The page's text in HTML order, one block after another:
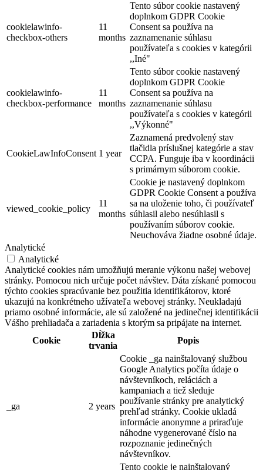
Hotel Legend
Hotel
cookielawinfo-
checkbox-others
11
months
Tento súbor cookie nastavený
doplnkom GDPR Cookie
Consent sa používa na
zaznamenanie súhlasu
používateľa s cookies v kategórii
,,Iné"
cookielawinfo-
checkbox-performance
11
months
Tento súbor cookie nastavený
doplnkom GDPR Cookie
Consent sa používa na
zaznamenanie súhlasu
používateľa s cookies v kategórii
,,Výkonné"
CookieLawInfoConsent 1 year
Zaznamená predvolený stav
tlačidla príslušnej kategórie a stav
CCPA. Funguje iba v koordinácii
s primárnym súborom cookie.
viewed_cookie_policy
11
months
Cookie je nastavený doplnkom
GDPR Cookie Consent a používa
sa na uloženie toho, či používateľ
súhlasil alebo nesúhlasil s
používaním súborov cookie.
Neuchováva žiadne osobné údaje.
Analytické
Analytické
Analytické cookies nám umožňujú meranie výkonu našej webovej
stránky. Pomocou nich určuje počet návštev. Dáta získané pomocou
týchto cookies spracúvanie bez použitia identifikátorov, ktoré
ukazujú na konkrétneho užívateľa webovej stránky. Neukladajú
priamo osobné informácie, ale sú založené na jedinečnej identifikácii
Vášho prehliadača a zariadenia s ktorým sa pripájate na internet.
Cookie
Dĺžka
trvania
Popis
_ga 2 years
Cookie _ga nainštalovaný službou
Google Analytics počíta údaje o
návštevníkoch, reláciách a
kampaniach a tiež sleduje
používanie stránky pre analytický
prehľad stránky. Cookie ukladá
informácie anonymne a priraďuje
náhodne vygenerované číslo na
rozpoznanie jedinečných
návštevníkov.
Tento cookie je nainštalovaný